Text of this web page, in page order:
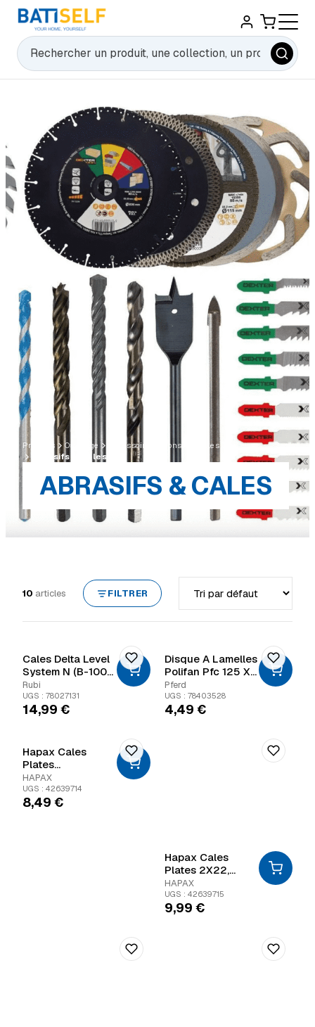
Rechercher
Produits Outillage
Accessoires & consommables
Abrasifs & cales
ABRASIFS & CALES
10 articles FILTRER
Cales Delta Level
System N (B-100
Un)
Rubi
UGS : 78027131
14,99 €
Disque A Lamelles
Polifan Pfc 125 X
22,23 Mm
Pferd
UGS : 78403528
4,49 €
Hapax Cales
Plates
1X22,00X95 Blanc
HAPAX
UGS : 42639714
8,49 €
Hapax Cales
Plates 2X22,
00X95 Bleu
HAPAX
UGS : 42639715
9,99 €